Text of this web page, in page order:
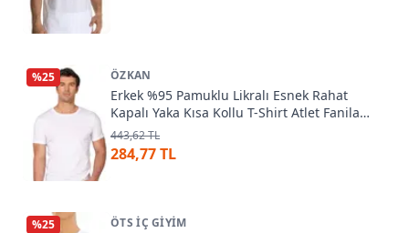
%25 ÖZKAN
Erkek %95 Pamuklu Likralı Esnek Rahat
Kapalı Yaka Kısa Kollu T-Shirt Atlet Fanila
Özkan 10265
443,62 TL
284,77 TL
%25 ÖTS İÇ GIYIM